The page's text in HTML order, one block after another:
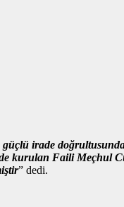
güçlü irade
kurulan Faili Meçhul
” dedi.